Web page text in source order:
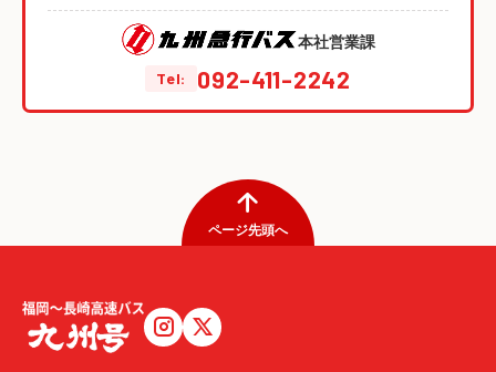
本社営業課
Tel: 092-411-2242
ページ先頭へ